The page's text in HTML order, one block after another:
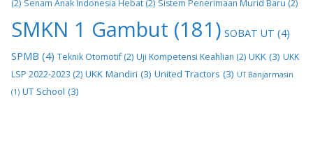
(2) Senam Anak Indonesia Hebat (2) Sistem Penerimaan Murid Baru (2)
SMKN 1 Gambut (181) SOBAT UT (4)
SPMB (4) Teknik Otomotif(2) Uji Kompetensi Keahlian (2) UKK (3) UKK
LSP 2022-2023 (2) UKK Mandiri (3) United Tractors (3) UT Banjarmasin
(1) UT School (3)